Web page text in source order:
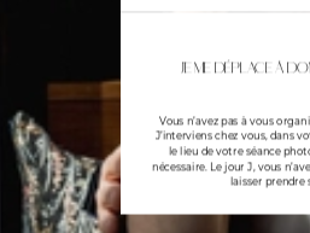
Je me déplace à
Vous n’avez pas à vous
J’interviens chez vous, dans
le lieu de votre séance
nécessaire. Le jour J, vous
laisser prendre